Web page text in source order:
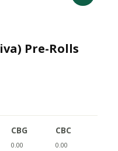
Pre-Rolls
CBG
0.00
CBC
0.00